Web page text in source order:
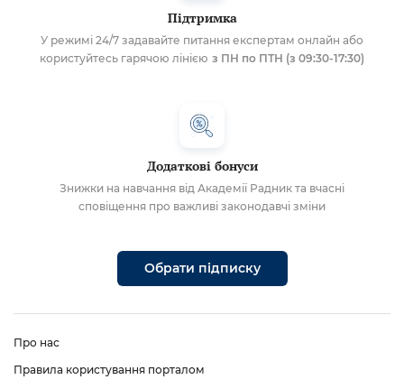
Підтримка
У режимі 24/7 задавайте питання експертам онлайн або
користуйтесь гарячою лінією з ПН по ПТН (з 09:30-17:30)
Додаткові бонуси
Знижки на навчання від Академії Радник та вчасні
сповіщення про важливі законодавчі зміни
Обрати підписку
Про нас
Правила користування порталом